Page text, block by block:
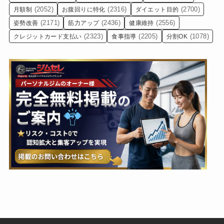
月額制 (2052) お腹回りに特化 (2316) ダイエット目的 (2700)
姿勢改善 (2171) 筋力アップ (2436) 健康維持 (2556)
クレジットカード支払い (2323) 食事指導 (2205) 分割OK (1078)